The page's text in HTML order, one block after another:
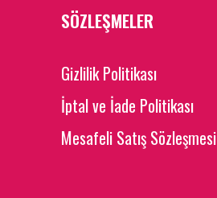
SÖZLEŞMELER
Gizlilik Politikası
İptal ve İade Politikası
Mesafeli Satış Sözleşmesi